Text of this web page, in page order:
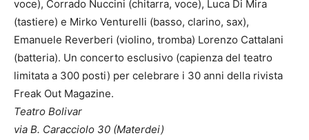
voce), Corrado Nuccini (chitarra, voce), Luca Di Mira
(tastiere) e Mirko Venturelli (basso, clarino, sax),
Emanuele Reverberi (violino, tromba) Lorenzo Cattalani
(batteria). Un concerto esclusivo (capienza del teatro
limitata a 300 posti) per celebrare i 30 anni della rivista
Freak Out Magazine.
Teatro Bolivar
via B. Caracciolo 30 (Materdei)